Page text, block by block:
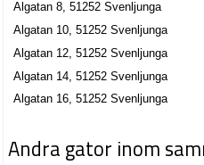
Algatan 8, 51252 Svenljunga
Algatan 10, 51252 Svenljunga
Algatan 12, 51252 Svenljunga
Algatan 14, 51252 Svenljunga
Algatan 16, 51252 Svenljunga
Andra gator inom